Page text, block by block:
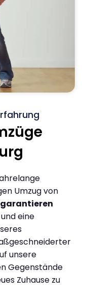
Umzug von
garantieren
und eine
unsere
Gegenstände
Zuhause zu